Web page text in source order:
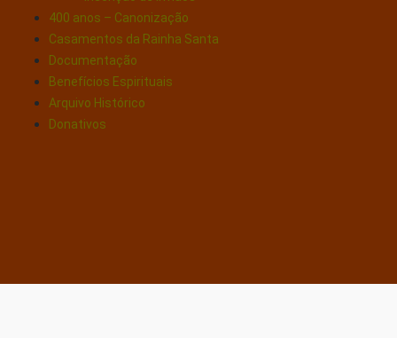
400 anos – Canonização
Casamentos da Rainha Santa
Documentação
Benefícios Espirituais
Arquivo Histórico
Donativos